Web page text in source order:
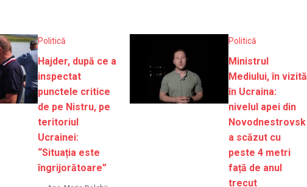
Politică
Hajder, după ce a
inspectat
punctele critice
de pe Nistru, pe
teritoriul
Ucrainei:
“Situația este
îngrijorătoare”
Politică
Ministrul
Mediului, în vizită
în Ucraina:
nivelul apei din
Novodnestrovsk
a scăzut cu
peste 4 metri
față de anul
trecut